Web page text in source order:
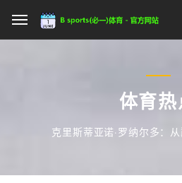
体育热
克里斯蒂亚诺·罗纳尔多：